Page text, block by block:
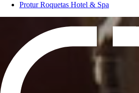
Protur Roquetas Hotel & Spa